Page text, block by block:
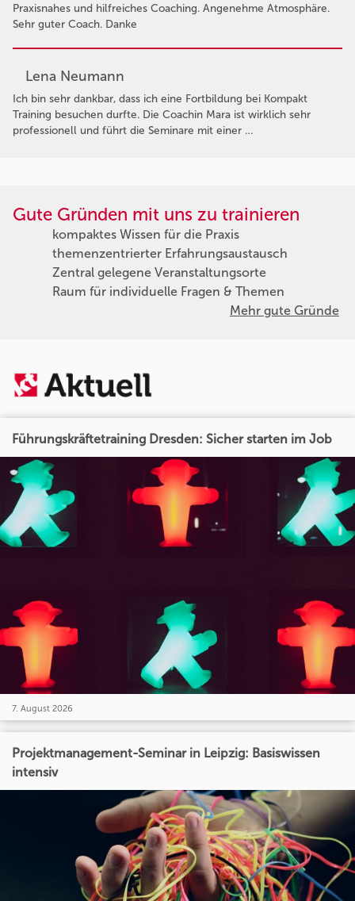
Praxisnahes und hilfreiches Coaching. Angenehme Atmosphäre.
Sehr guter Coach. Danke
Lena Neumann
Ich bin sehr dankbar, dass ich eine Fortbildung bei Kompakt
Training besuchen durfte. Die Coachin Mara ist wirklich sehr
professionell und führt die Seminare mit einer …
Gute Gründen mit uns zu trainieren
kompaktes Wissen für die Praxis
themenzentrierter Erfahrungsaustausch
Zentral gelegene Veranstaltungsorte
Raum für individuelle Fragen & Themen
Mehr gute Gründe
Führungskräftetraining Dresden: Sicher starten im Job
7. August 2026
Projektmanagement-Seminar in Leipzig: Basiswissen
intensiv